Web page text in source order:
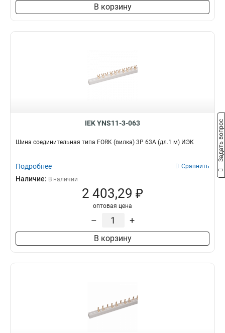
8х60х4000мм
6х80х4000мм 1
10х80х4000мм
10х60х4000мм
5х30х4000мм
3х15х4000мм
3х20х4000мм
3х25х4000мм
3х30х4000мм 2
4х30х4000мм 2
6х60х4000мм
В корзину
IEK YNS11-3-063
Шина соединительная типа FORK (вилка) 3Р 63А (дл.1 м) ИЭК
Подробнее Сравнить
Наличие: В наличии
2 403,29 ₽
оптовая цена
– +
В корзину
Задать вопрос